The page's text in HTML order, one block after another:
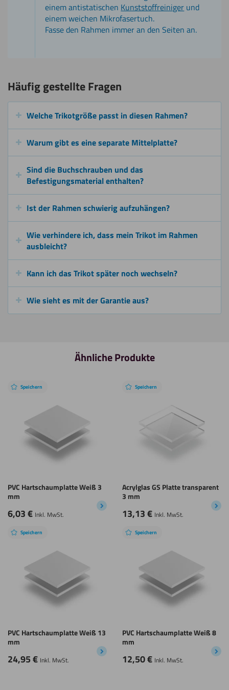
einem antistatischen Kunststoffreiniger und
einem weichen Mikrofasertuch.
Fasse den Rahmen immer an den Seiten an.
Häufig gestellte Fragen
Welche Trikotgröße passt in diesen Rahmen?
Warum gibt es eine separate Mittelplatte?
Sind die Buchschrauben und das
Befestigungsmaterial enthalten?
Ist der Rahmen schwierig aufzuhängen?
Wie verhindere ich, dass mein Trikot im Rahmen
ausbleicht?
Kann ich das Trikot später noch wechseln?
Wie sieht es mit der Garantie aus?
Ähnliche Produkte
Speichern
PVC Hartschaumplatte Weiß 3
mm
6,03€ Inkl. MwSt.
Speichern
Acrylglas GS Platte transparent
3 mm
13,13€ Inkl. MwSt.
Speichern
PVC Hartschaumplatte Weiß 13
mm
24,95€ Inkl. MwSt.
Speichern
PVC Hartschaumplatte Weiß 8
mm
12,50€ Inkl. MwSt.